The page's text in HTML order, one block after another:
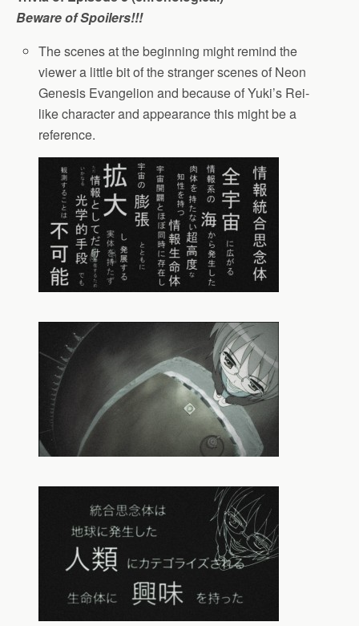
Beware of Spoilers!!!
The scenes at the beginning might remind the
viewer a little bit of the stranger scenes of Neon
Genesis Evangelion and because of Yuki’s Rei-
like character and appearance this might be a
reference.